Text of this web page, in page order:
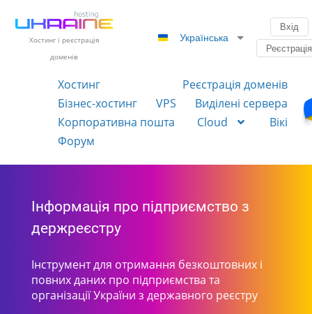
Хостинг і реєстрація
доменів
Українська
Вхід
Реєстрація
Хостинг
Реєстрація доменів
Бізнес-хостинг
VPS
Виділені сервера
Корпоративна пошта
Cloud
Вікі
Форум
Інформація про підприємство з
держреєстру
Інструмент для отримання безкоштовних і
повних даних про підприємства та
організації України з державного реєстру